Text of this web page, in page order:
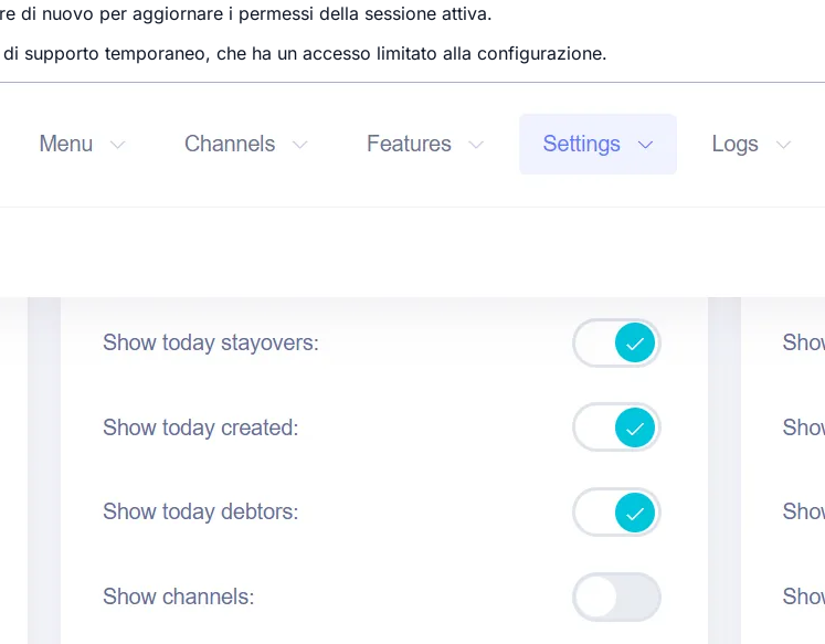
di nuovo per aggiornare i permessi della sessione attiva.
supporto temporaneo, che ha un accesso limitato alla configurazione.